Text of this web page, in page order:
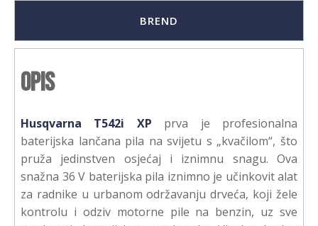
BREND
Opis
Husqvarna T542i XP prva je profesionalna
baterijska lančana pila na svijetu s „kvačilom“, što
pruža jedinstven osjećaj i iznimnu snagu. Ova
snažna 36 V baterijska pila iznimno je učinkovit alat
za radnike u urbanom održavanju drveća, koji žele
kontrolu i odziv motorne pile na benzin, uz sve